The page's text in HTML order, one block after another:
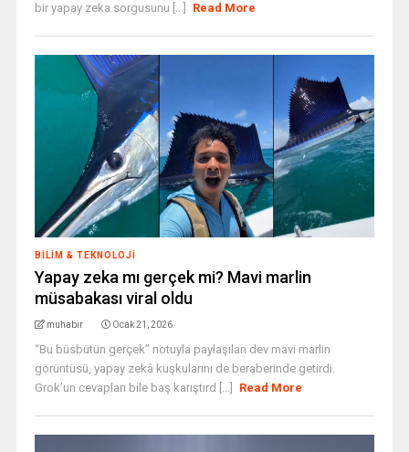
bir yapay zeka sorgusunu [...]
Read More
BILIM & TEKNOLOJI
Yapay zeka mı gerçek mi? Mavi marlin
müsabakası viral oldu
muhabir Ocak 21, 2026
“Bu büsbütün gerçek” notuyla paylaşılan dev mavi marlin
görüntüsü, yapay zekâ kuşkularını de beraberinde getirdi.
Grok’un cevapları bile baş karıştırd [...]
Read More